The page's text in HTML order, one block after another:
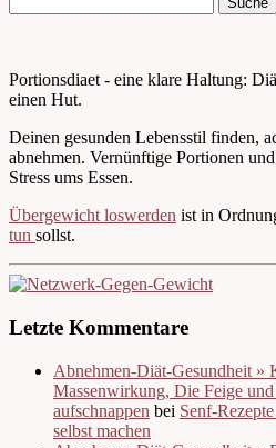
Portionsdiaet - eine klare Haltung:
einen Hut.
Deinen gesunden Lebensstil finden,
abnehmen. Vernünftige Portionen
Stress ums Essen.
Übergewicht loswerden ist in
tun sollst.
Letzte Kommentare
Abnehmen-Diät-Gesundheit »
Massenwirkung, Die Feige
aufschnappen bei Senf-
selbst machen